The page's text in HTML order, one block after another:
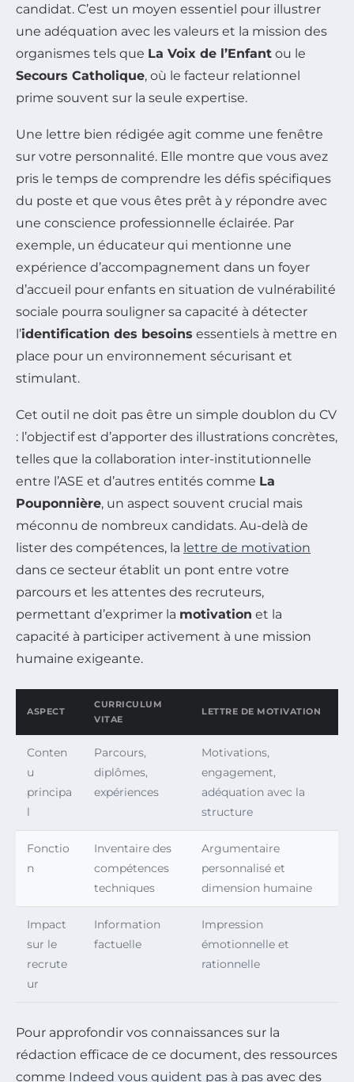
candidat. C’est un moyen essentiel pour illustrer
une adéquation avec les valeurs et la mission des
organismes tels que La Voix de l’Enfant ou le
Secours Catholique, où le facteur relationnel
prime souvent sur la seule expertise.
Une lettre bien rédigée agit comme une fenêtre
sur votre personnalité. Elle montre que vous avez
pris le temps de comprendre les défis spécifiques
du poste et que vous êtes prêt à y répondre avec
une conscience professionnelle éclairée. Par
exemple, un éducateur qui mentionne une
expérience d’accompagnement dans un foyer
d’accueil pour enfants en situation de vulnérabilité
sociale pourra souligner sa capacité à détecter
l’identification des besoins essentiels à mettre en
place pour un environnement sécurisant et
stimulant.
Cet outil ne doit pas être un simple doublon du CV
: l’objectif est d’apporter des illustrations concrètes,
telles que la collaboration inter-institutionnelle
entre l’ASE et d’autres entités comme La
Pouponnière, un aspect souvent crucial mais
méconnu de nombreux candidats. Au-delà de
lister des compétences, la lettre de motivation
dans ce secteur établit un pont entre votre
parcours et les attentes des recruteurs,
permettant d’exprimer la motivation et la
capacité à participer activement à une mission
humaine exigeante.
ASPECT
CURRICULUM
VITAE
LETTRE DE MOTIVATION
Conten
u
principa
l
Parcours,
diplômes,
expériences
Motivations,
engagement,
adéquation avec la
structure
Fonctio
n
Inventaire des
compétences
techniques
Argumentaire
personnalisé et
dimension humaine
Impact
sur le
recrute
ur
Information
factuelle
Impression
émotionnelle et
rationnelle
Pour approfondir vos connaissances sur la
rédaction efficace de ce document, des ressources
comme Indeed vous guident pas à pas avec des